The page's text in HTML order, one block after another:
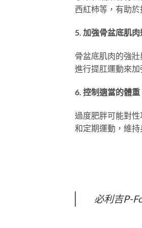
西紅柿等，有助
5. 加強骨盆底肌肉
骨盆底肌肉的強
進行提肛運動來加
6. 控制適當的體重
過度肥胖可能對
和定期運動，維持
必利吉P-